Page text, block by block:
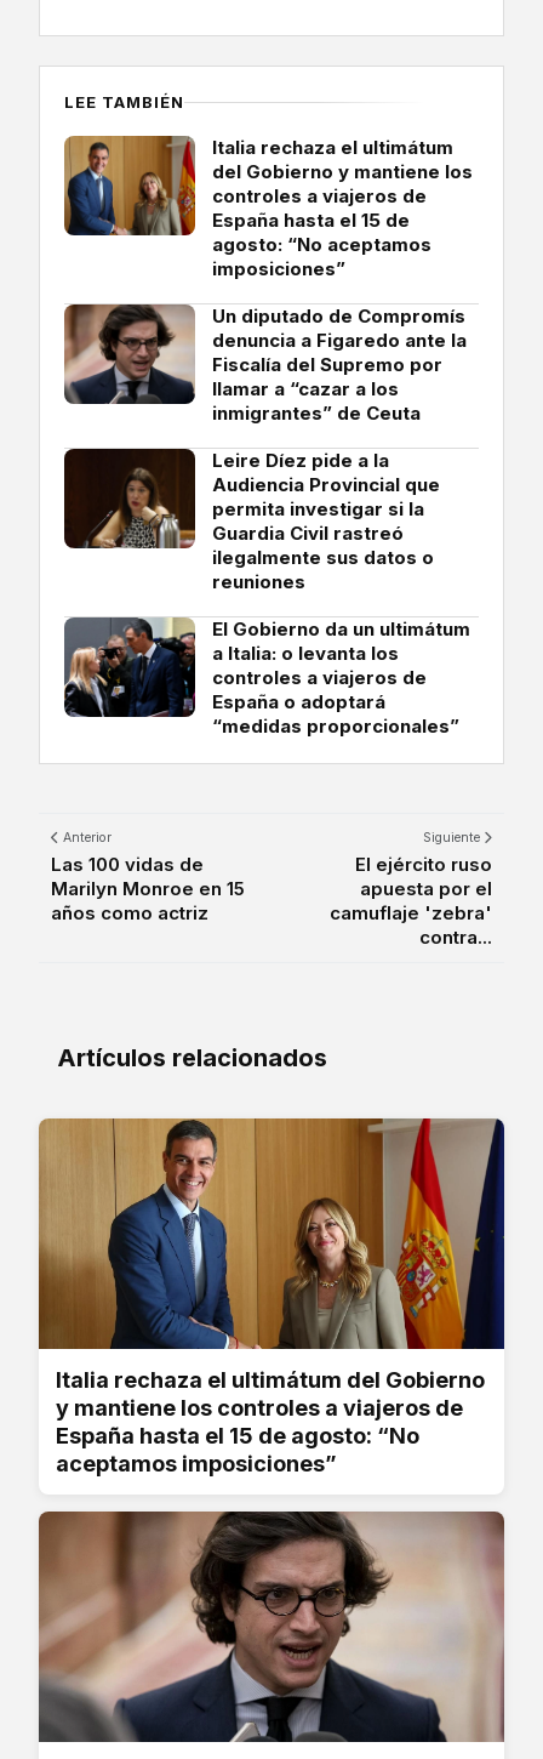
LEE TAMBIÉN
Italia rechaza el ultimátum
del Gobierno y mantiene los
controles a viajeros de
España hasta el 15 de
agosto: “No aceptamos
imposiciones”
Un diputado de Compromís
denuncia a Figaredo ante la
Fiscalía del Supremo por
llamar a “cazar a los
inmigrantes” de Ceuta
Leire Díez pide a la
Audiencia Provincial que
permita investigar si la
Guardia Civil rastreó
ilegalmente sus datos o
reuniones
El Gobierno da un ultimátum
a Italia: o levanta los
controles a viajeros de
España o adoptará
“medidas proporcionales”
Anterior
Las 100 vidas de
Marilyn Monroe en 15
años como actriz
Siguiente
El ejército ruso
apuesta por el
camuflaje 'zebra'
contra...
Artículos relacionados
Italia rechaza el ultimátum del Gobierno
y mantiene los controles a viajeros de
España hasta el 15 de agosto: “No
aceptamos imposiciones”